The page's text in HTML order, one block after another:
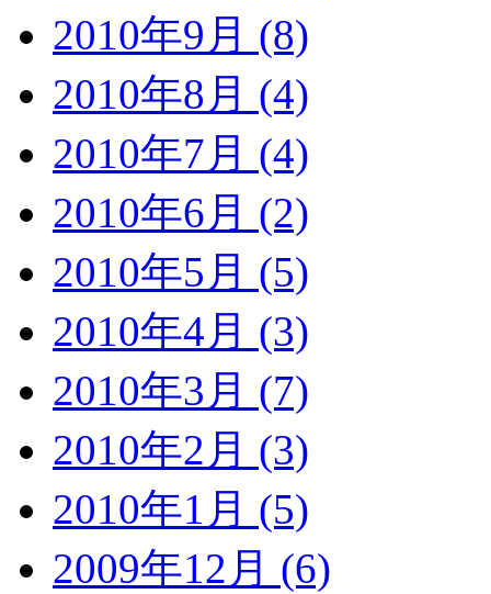
2010年9月 (8)
2010年8月 (4)
2010年7月 (4)
2010年6月 (2)
2010年5月 (5)
2010年4月 (3)
2010年3月 (7)
2010年2月 (3)
2010年1月 (5)
2009年12月 (6)